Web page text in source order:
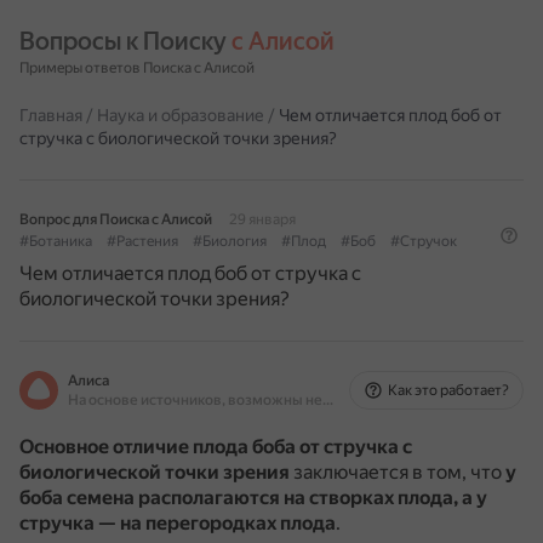
Вопросы к Поиску с Алисой
Примеры ответов Поиска с Алисой
Главная / Наука и образование / Чем отличается плод боб от
стручка с биологической точки зрения?
Вопрос для Поиска с Алисой
29 января
#Ботаника
#Растения #Биология #Плод #Боб #Стручок
Чем отличается плод боб от стручка с
биологической точки зрения?
Алиса
На основе источников, возможны неточности
Как это работает?
Основное отличие плода боба от стручка с
биологической точки зрения заключается в том, чтоу
боба семена располагаются на створках плода, а у
стручка — на перегородках плода.